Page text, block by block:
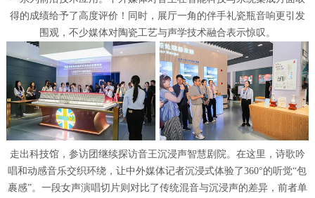
得的成绩给予了高度评价！同时，展厅一角的伴手礼瓷瓶音响更引发
围观，不少媒体对陶瓷工艺与声学技术融合表示惊叹。
走出科技馆，参访团继续探访音王沉浸声智慧剧院。在这里，诗歌吟
唱和动感音乐交织环绕，让中外媒体记者沉浸式体验了360°的听觉“包
裹感”。一段女声演唱切片则对比了传统混音与沉浸声的差异，前者单